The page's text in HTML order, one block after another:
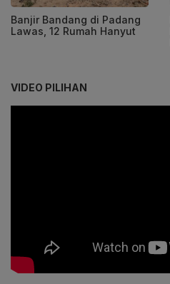
Banjir Bandang di Padang
Lawas, 12 Rumah Hanyut
VIDEO PILIHAN